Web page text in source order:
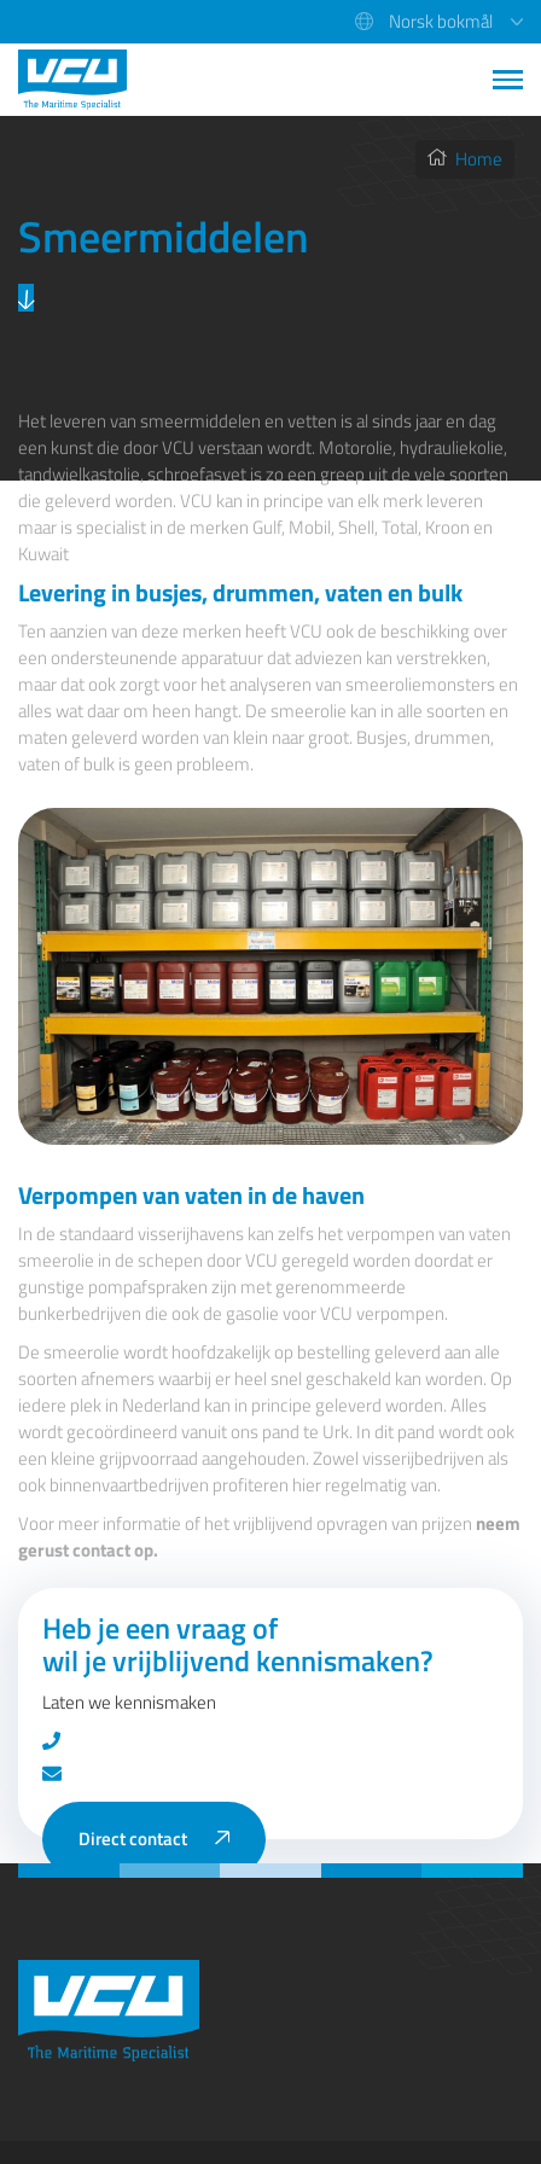
Norsk bokmål
Home
Smeermiddelen
Het leveren van smeermiddelen en vetten is al sinds jaar en dag
een kunst die door VCU verstaan wordt. Motorolie, hydrauliekolie,
tandwielkastolie, schroefasvet is zo een greep uit de vele soorten
die geleverd worden. VCU kan in principe van elk merk leveren
maar is specialist in de merken Gulf, Mobil, Shell, Total, Kroon en
Kuwait
Levering in busjes, drummen, vaten en bulk
Ten aanzien van deze merken heeft VCU ook de beschikking over
een ondersteunende apparatuur dat adviezen kan verstrekken,
maar dat ook zorgt voor het analyseren van smeeroliemonsters en
alles wat daar om heen hangt. De smeerolie kan in alle soorten en
maten geleverd worden van klein naar groot. Busjes, drummen,
vaten of bulk is geen probleem.
Verpompen van vaten in de haven
In de standaard visserijhavens kan zelfs het verpompen van vaten
smeerolie in de schepen door VCU geregeld worden doordat er
gunstige pompafspraken zijn met gerenommeerde
bunkerbedrijven die ook de gasolie voor VCU verpompen.
De smeerolie wordt hoofdzakelijk op bestelling geleverd aan alle
soorten afnemers waarbij er heel snel geschakeld kan worden. Op
iedere plek in Nederland kan in principe geleverd worden. Alles
wordt gecoördineerd vanuit ons pand te Urk. In dit pand wordt ook
een kleine grijpvoorraad aangehouden. Zowel visserijbedrijven als
ook binnenvaartbedrijven profiteren hier regelmatig van.
Voor meer informatie of het vrijblijvend opvragen van prijzen neem
gerust contact op.
Heb je een vraag of
wil je vrijblijvend kennismaken?
Laten we kennismaken
Direct contact